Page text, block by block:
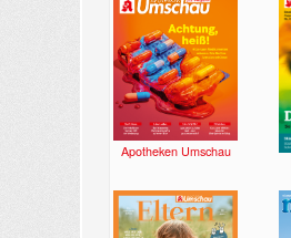
Apotheken Umschau